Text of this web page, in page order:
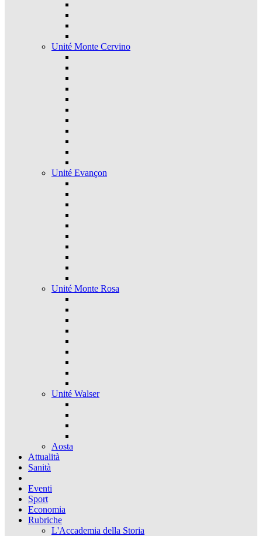
Unité Monte Cervino
Unité Evançon
Unité Monte Rosa
Unité Walser
Aosta
Attualità
Sanità
Eventi
Sport
Economia
Rubriche
L'Accademia della Storia